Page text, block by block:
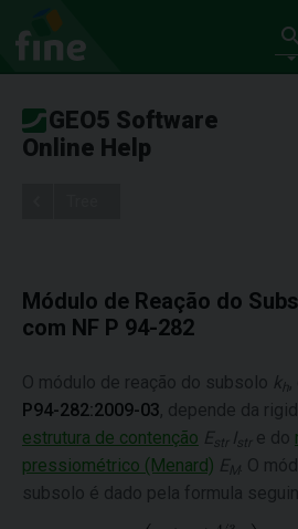
GEO5 Software
Online Help
Módulo de Reação do
com NF P 94-282
O módulo de reação do subsolo kh
P94-282:2009-03, depende da
estrutura de contenção E str Istr e do
pressiométrico (Menard) E M. O
subsolo é dado pela formula